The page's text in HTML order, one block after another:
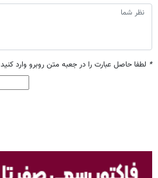
* لطفا حاصل عبارت را در جعبه متن روبرو وارد کنید